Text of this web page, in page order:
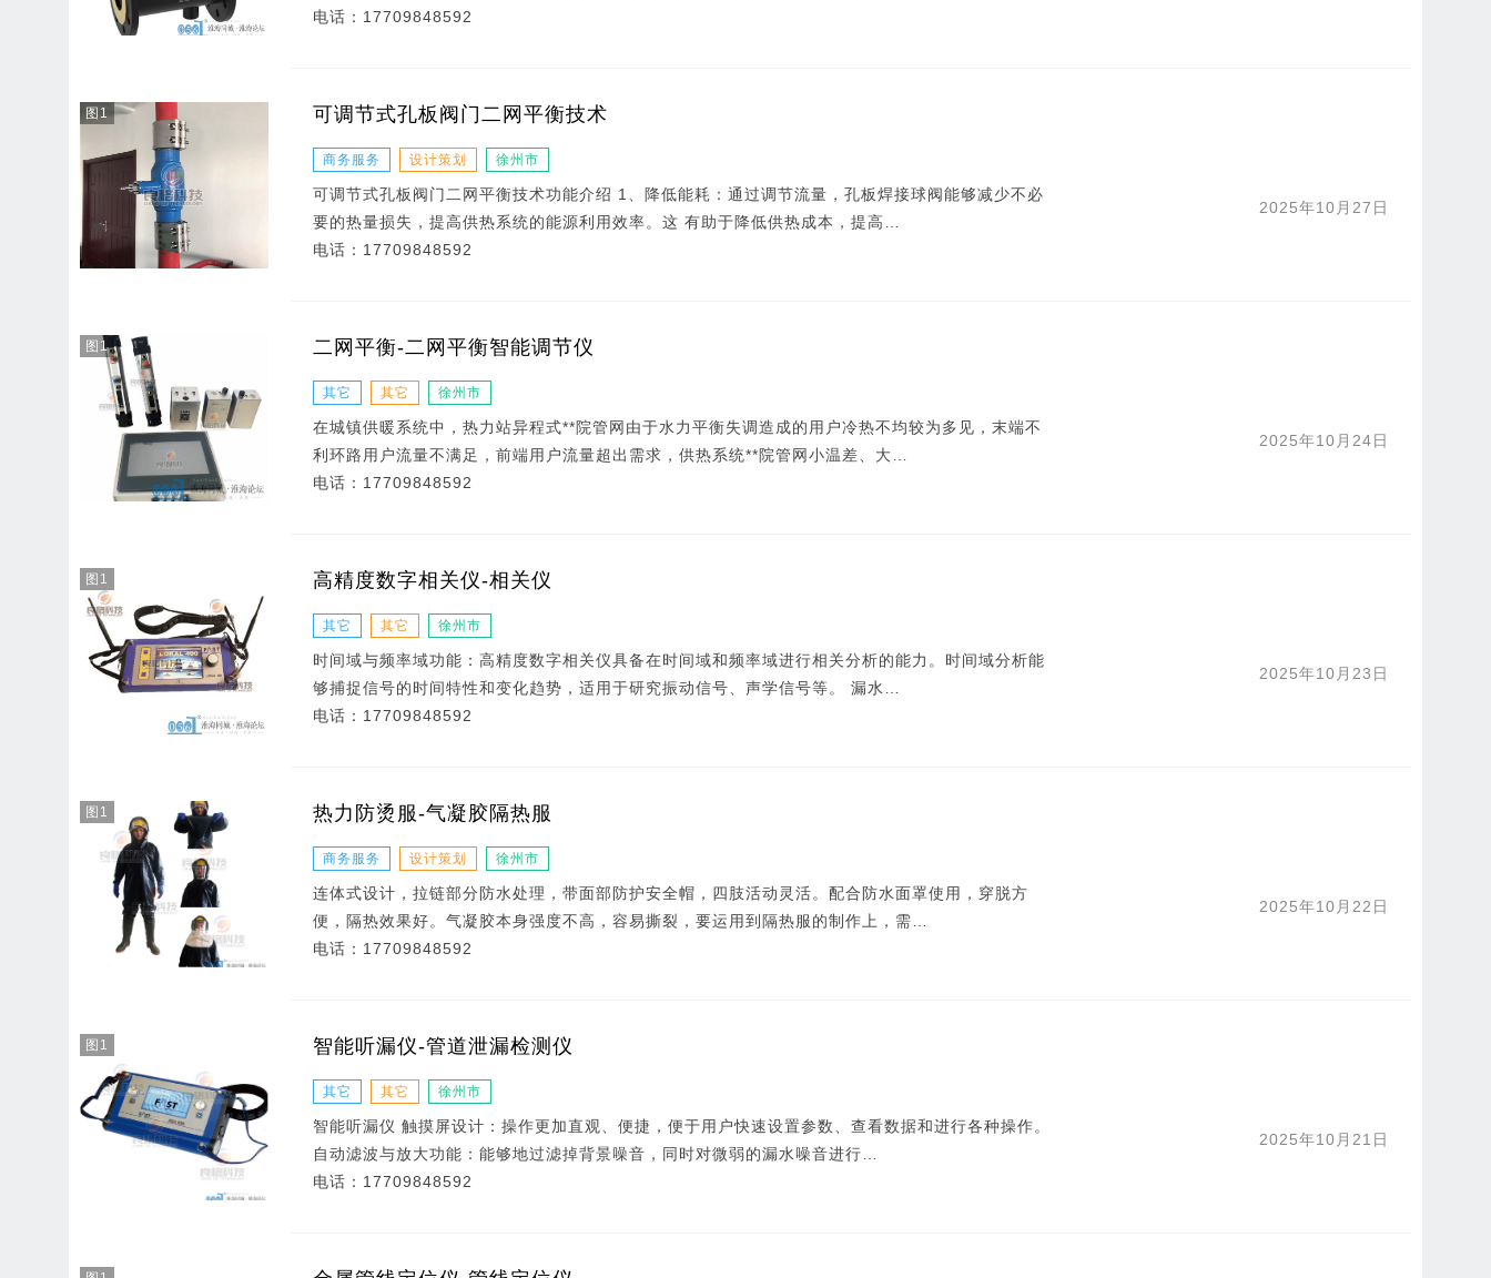
电话： 17709848592
图1
2025年10月27日
可调节式孔板阀门二网平衡技术
商务服务 设计策划 徐州市
可调节式孔板阀门二网平衡技术功能介绍 1、降低能耗：通过调节流量，孔板焊接球阀能够减少不必
要的热量损失，提高供热系统的能源利用效率。这 有助于降低供热成本，提高…
电话： 17709848592
图1
2025年10月24日
二网平衡-二网平衡智能调节仪
其它 其它 徐州市
在城镇供暖系统中，热力站异程式**院管网由于水力平衡失调造成的用户冷热不均较为多见，末端不
利环路用户流量不满足，前端用户流量超出需求，供热系统**院管网小温差、大…
电话： 17709848592
图1
2025年10月23日
高精度数字相关仪-相关仪
其它 其它 徐州市
时间域与频率域功能：高精度数字相关仪具备在时间域和频率域进行相关分析的能力。时间域分析能
够捕捉信号的时间特性和变化趋势，适用于研究振动信号、声学信号等。 漏水…
电话： 17709848592
图1
2025年10月22日
热力防烫服-气凝胶隔热服
商务服务 设计策划 徐州市
连体式设计，拉链部分防水处理，带面部防护安全帽，四肢活动灵活。配合防水面罩使用，穿脱方
便，隔热效果好。气凝胶本身强度不高，容易撕裂，要运用到隔热服的制作上，需…
电话： 17709848592
图1
2025年10月21日
智能听漏仪-管道泄漏检测仪
其它 其它 徐州市
智能听漏仪 触摸屏设计：操作更加直观、便捷，便于用户快速设置参数、查看数据和进行各种操作。
自动滤波与放大功能：能够地过滤掉背景噪音，同时对微弱的漏水噪音进行…
电话： 17709848592